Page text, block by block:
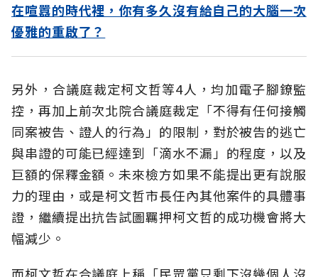
在喧囂的時代裡，你有多久沒有給自己的大腦一次
優雅的重啟了？
另外，合議庭裁定柯文哲等4人，均加電子腳鐐監
控，再加上前次北院合議庭裁定「不得有任何接觸
同案被告、證人的行為」的限制，對於被告的逃亡
與串證的可能已經達到「滴水不漏」的程度，以及
巨額的保釋金額。未來檢方如果不能提出更有說服
力的理由，或是柯文哲市長任內其他案件的具體事
證，繼續提出抗告試圖羈押柯文哲的成功機會將大
幅減少。